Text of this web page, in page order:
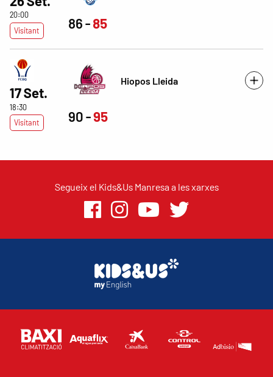
20:00
Visitant
86 85
17 Set.
18:30
Visitant
Hiopos Lleida
90 95
Segueix el Kids&Us Manresa a les xarxes